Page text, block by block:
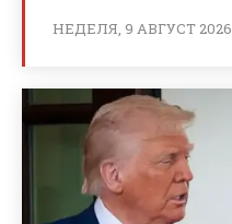
НЕДЕЛЯ, 9 АВГУСТ 2026